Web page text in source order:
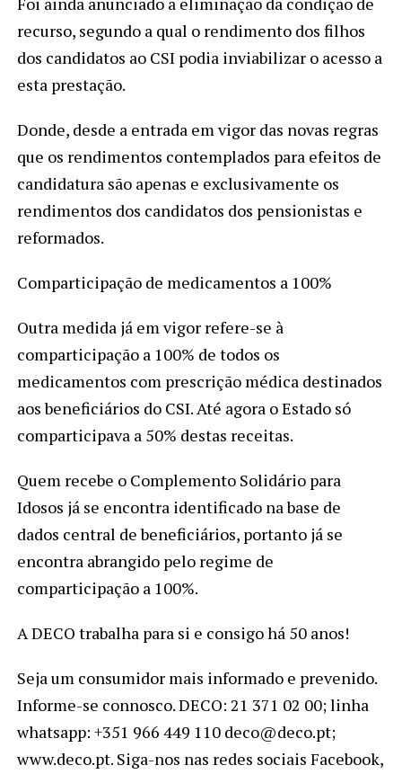
recurso, segundo a qual o rendimento dos filhos
dos candidatos ao CSI podia inviabilizar o acesso a
esta prestação.
Donde, desde a entrada em vigor das novas regras
que os rendimentos contemplados para efeitos de
candidatura são apenas e exclusivamente os
rendimentos dos candidatos dos pensionistas e
reformados.
Comparticipação de medicamentos a 100%
Outra medida já em vigor refere-se à
comparticipação a 100% de todos os
medicamentos com prescrição médica destinados
aos beneficiários do CSI. Até agora o Estado só
comparticipava a 50% destas receitas.
Quem recebe o Complemento Solidário para
Idosos já se encontra identificado na base de
dados central de beneficiários, portanto já se
encontra abrangido pelo regime de
comparticipação a 100%.
A DECO trabalha para si e consigo há 50 anos!
Seja um consumidor mais informado e prevenido.
Informe-se connosco. DECO: 21 371 02 00; linha
whatsapp: +351 966 449 110 deco@deco.pt;
www.deco.pt. Siga-nos nas redes sociais Facebook,